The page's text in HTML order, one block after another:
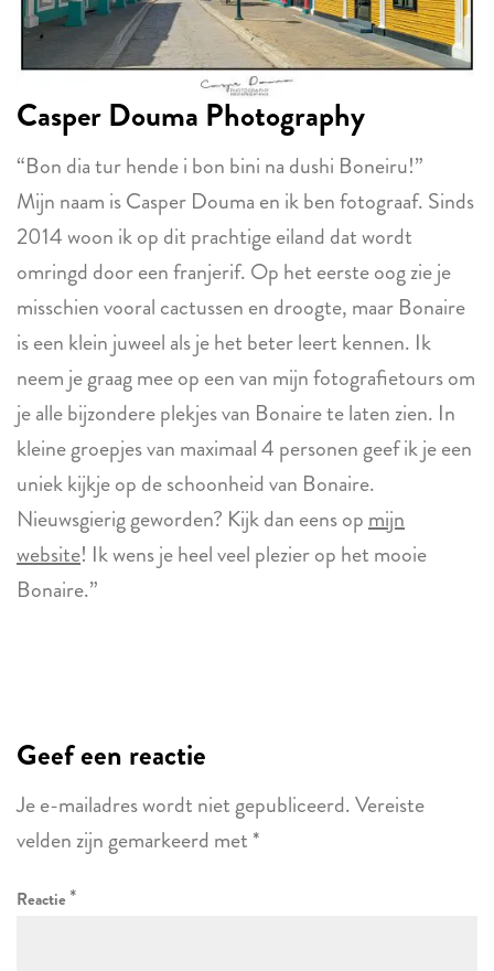
Casper Douma Photography
“Bon dia tur hende i bon bini na dushi Boneiru!”
Mijn naam is Casper Douma en ik ben fotograaf. Sinds
2014 woon ik op dit prachtige eiland dat wordt
omringd door een franjerif. Op het eerste oog zie je
misschien vooral cactussen en droogte, maar Bonaire
is een klein juweel als je het beter leert kennen. Ik
neem je graag mee op een van mijn fotografietours om
je alle bijzondere plekjes van Bonaire te laten zien. In
kleine groepjes van maximaal 4 personen geef ik je een
uniek kijkje op de schoonheid van Bonaire.
Nieuwsgierig geworden? Kijk dan eens opmijn
website! Ik wens je heel veel plezier op het mooie
Bonaire.”
Geef een reactie
Je e-mailadres wordt niet gepubliceerd.Vereiste
velden zijn gemarkeerd met *
Reactie*